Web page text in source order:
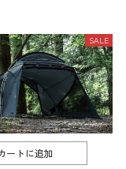
SALE
ートに追加